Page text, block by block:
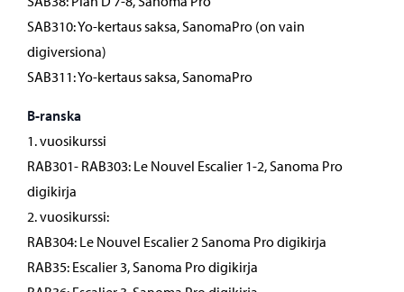
SAB310: Yo-kertaus saksa, SanomaPro (on vain
digiversiona)
SAB311: Yo-kertaus saksa, SanomaPro
B-ranska
1. vuosikurssi
RAB301- RAB303: Le Nouvel Escalier 1-2, Sanoma Pro
digikirja
2. vuosikurssi:
RAB304: Le Nouvel Escalier 2 Sanoma Pro digikirja
RAB35: Escalier 3, Sanoma Pro digikirja